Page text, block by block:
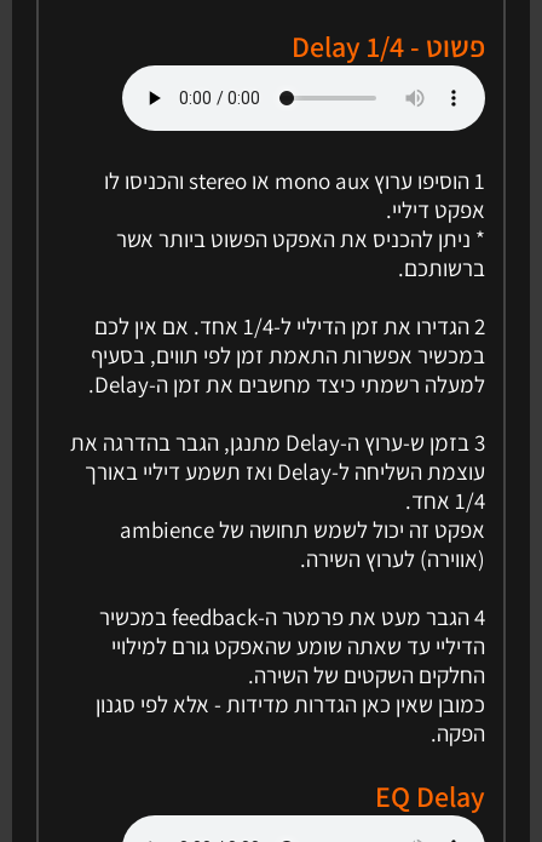
פשוט - 1/4 Delay
1 הוסיפו ערוץ mono aux או stereo והכניסו לו
אפקט דיליי.
* ניתן להכניס את האפקט הפשוט ביותר אשר
ברשותכם.
2 הגדירו את זמן הדיליי ל-1/4 אחד. אם אין לכם
במכשיר אפשרות התאמת זמן לפי תווים, בסעיף
למעלה רשמתי כיצד מחשבים את זמן ה-Delay.
3 בזמן ש-ערוץ ה-Delay מתנגן, הגבר בהדרגה את
עוצמת השליחה ל-Delay ואז תשמע דיליי באורך
1/4 אחד.
אפקט זה יכול לשמש תחושה של ambience
(אווירה) לערוץ השירה.
4 הגבר מעט את פרמטר ה-feedback במכשיר
הדיליי עד שאתה שומע שהאפקט גורם למילויי
החלקים השקטים של השירה.
כמובן שאין כאן הגדרות מדידות - אלא לפי סגנון
הפקה.
EQ Delay